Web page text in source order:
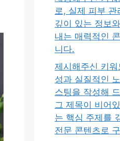
로, 실제 피부
깊이 있는 정보
내는 매력적인
니다.
제시해주신 키
성과 실질적인
스팅을 작성해
그 제목이 비어
는 핵심 주제를
전문 콘텐츠로